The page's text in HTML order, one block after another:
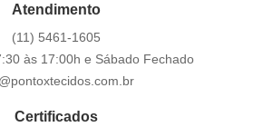
Atendimento
(11) 5461-1605
às 17:00h e Sábado Fechado
Certificados